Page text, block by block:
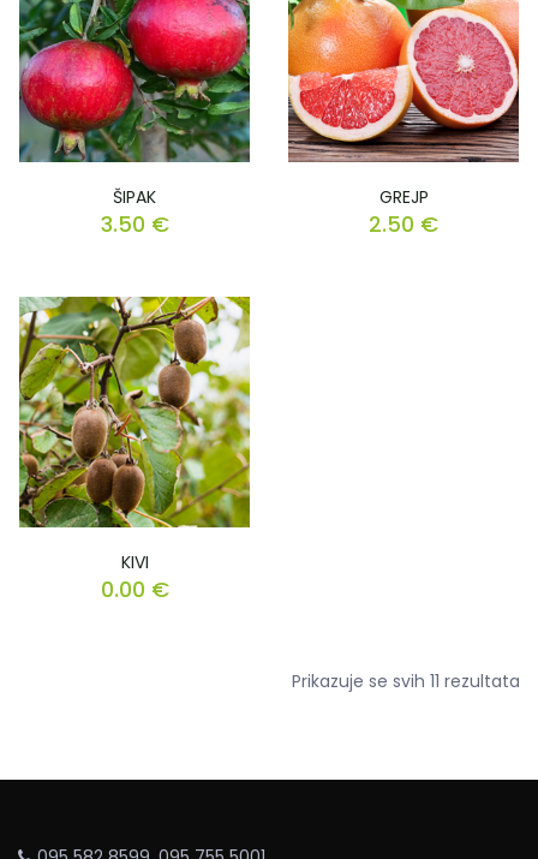
ŠIPAK
3.50 €
GREJP
2.50 €
KIVI
0.00 €
Prikazuje se svih 11 rezultata